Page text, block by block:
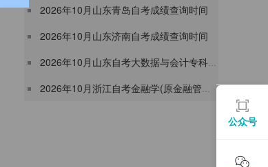
2026年10月山东青岛自考成绩查询时间
2026年10月山东济南自考成绩查询时间
2026年10月山东自考大数据与会计专科成绩查询时间
2026年10月浙江自考金融学(原金融管理)(28年停考)本科成绩查询时间
公众号